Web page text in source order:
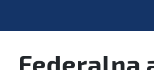
Federalna